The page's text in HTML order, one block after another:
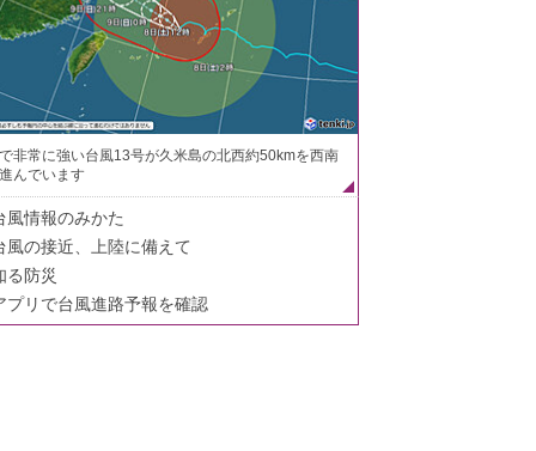
非常に強い台風13号が久米島の北西約50kmを西南
んでいます
風情報のみかた
風の接近、上陸に備えて
る防災
プリで台風進路予報を確認